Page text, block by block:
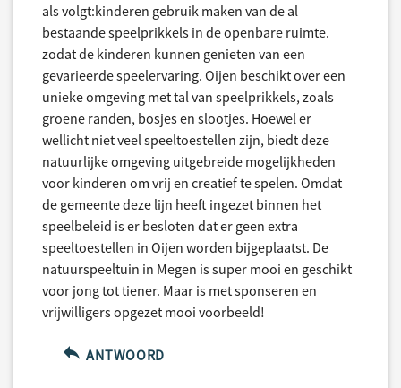
als volgt:kinderen gebruik maken van de al
bestaande speelprikkels in de openbare ruimte.
zodat de kinderen kunnen genieten van een
gevarieerde speelervaring. Oijen beschikt over een
unieke omgeving met tal van speelprikkels, zoals
groene randen, bosjes en slootjes. Hoewel er
wellicht niet veel speeltoestellen zijn, biedt deze
natuurlijke omgeving uitgebreide mogelijkheden
voor kinderen om vrij en creatief te spelen. Omdat
de gemeente deze lijn heeft ingezet binnen het
speelbeleid is er besloten dat er geen extra
speeltoestellen in Oijen worden bijgeplaatst. De
natuurspeeltuin in Megen is super mooi en geschikt
voor jong tot tiener. Maar is met sponseren en
vrijwilligers opgezet mooi voorbeeld!
ANTWOORD